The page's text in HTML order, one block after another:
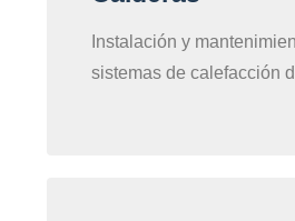
Instalación y
sistemas de calefacción